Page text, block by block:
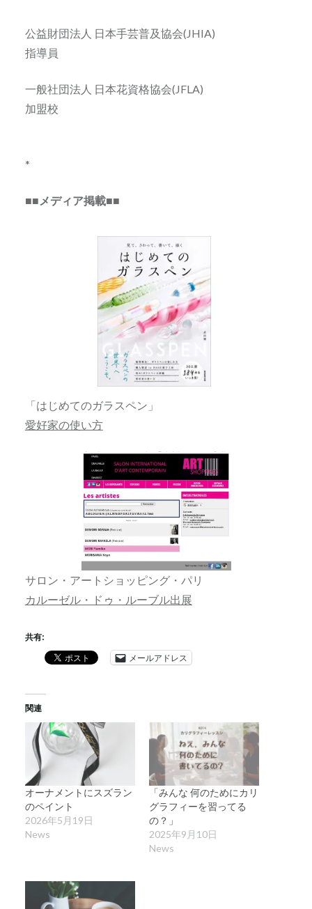
公益財団法人 日本手芸普及協会(JHIA)
指導員
一般社団法人 日本花資格協会(JFLA)
加盟校
*
■■メディア掲載■■
「はじめてのガラスペン」
愛好家の使い方
サロン・アートショッピング・パリ
カルーゼル・ドゥ・ルーブル出展
共有:
メールアドレス
関連
オーナメントにスズラン
のペイント
2026年5月19日
News
「みんな 何のためにカリ
グラフィーを習ってる
の？」
2025年9月10日
News